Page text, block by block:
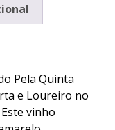
Pela Quinta
e Loureiro no
vinho